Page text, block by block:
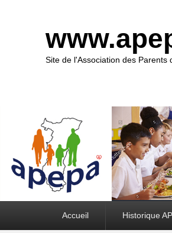
Site de l'Association des Parents
Accueil Historique